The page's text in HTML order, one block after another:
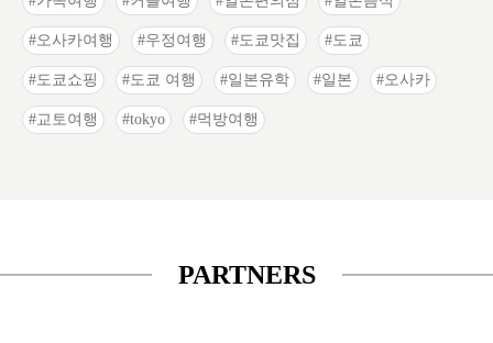
오사카여행 우정여행 도쿄맛집 도쿄
도쿄쇼핑 도쿄 여행 일본유학 일본 오사카
교토여행 tokyo 먹방여행
PARTNERS